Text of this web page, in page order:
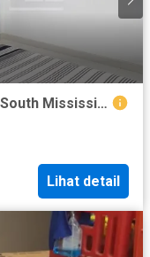
DIJUAL DISEWA Rumah di Cluster South Mississipi, JGC Jakarta timur
Lihat detail